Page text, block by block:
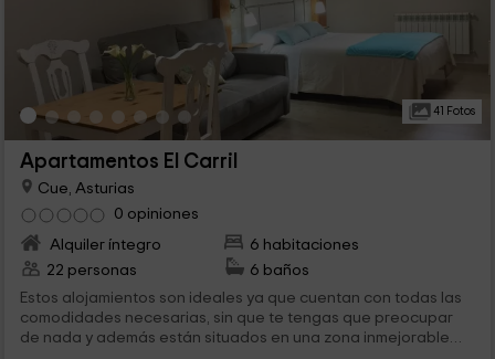
41 Fotos
Apartamentos El Carril
Cue, Asturias
0 opiniones
Alquiler íntegro
6 habitaciones
22 personas
6 baños
Estos alojamientos son ideales ya que cuentan con todas las
comodidades necesarias, sin que te tengas que preocupar
de nada y además están situados en una zona inmejorable